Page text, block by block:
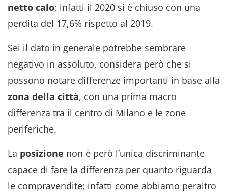
netto calo; infatti il 2020 si è chiuso con una
perdita del 17,6% rispetto al 2019.
Sei il dato in generale potrebbe sembrare
negativo in assoluto, considera però che si
possono notare differenze importanti in base alla
zona della città, con una prima macro
differenza tra il centro di Milano e le zone
periferiche.
La posizione non è però l’unica discriminante
capace di fare la differenza per quanto riguarda
le compravendite; infatti come abbiamo peraltro